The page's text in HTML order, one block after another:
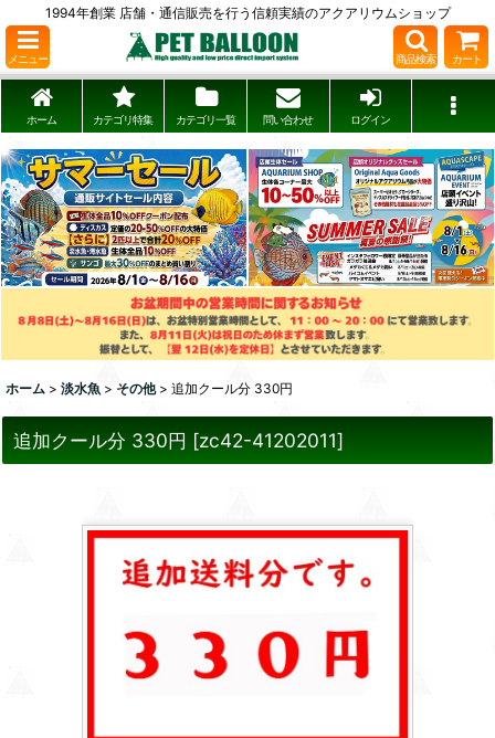
1994年創業 店舗・通信販売を行う信頼実績のアクアリウムショップ
メニュー 商品検索 カート
ホーム カテゴリ特集 カテゴリ一覧 問い合わせ ログイン
ホーム > 淡水魚 > その他 > 追加クール分 330円
追加クール分 330円 [zc42-41202011]